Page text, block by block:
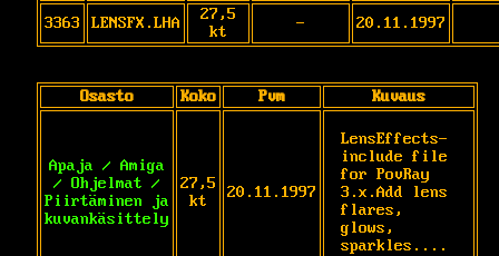
3363
LENSFX.LHA
27,5
kt
- 20.11.1997
Osasto Koko Pvm Kuvaus
Apaja / Amiga
/ Ohjelmat /
Piirtäminen ja
kuvankäsittely
27,5
kt
20.11.1997
LensEffects-
include file
for PovRay
3.x.Add lens
flares,
glows,
sparkles....